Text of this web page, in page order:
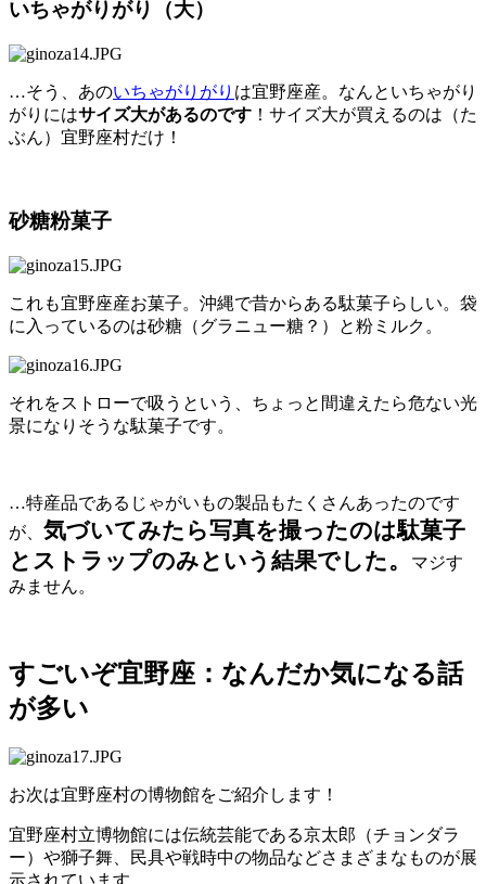
いちゃがりがり（大）
…そう、あのいちゃがりがり は宜野座産。なんといちゃがり
がりにはサイズ大があるのです ！サイズ大が買えるのは（た
ぶん）宜野座村だけ！
砂糖粉菓子
これも宜野座産お菓子。沖縄で昔からある駄菓子らしい。袋
に入っているのは砂糖（グラニュー糖？）と粉ミルク。
それをストローで吸うという、ちょっと間違えたら危ない光
景になりそうな駄菓子です。
…特産品であるじゃがいもの製品もたくさんあったのです
が、 気づいてみたら写真を撮ったのは駄菓子
とストラップのみという結果でした。
マジす
みません。
すごいぞ宜野座：なんだか気になる話
が多い
お次は宜野座村の博物館をご紹介します！
宜野座村立博物館には伝統芸能である京太郎（チョンダラ
ー）や獅子舞、民具や戦時中の物品などさまざまなものが展